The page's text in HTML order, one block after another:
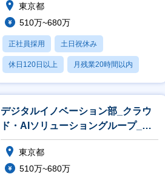
東京都
510万~680万
正社員採用 土日祝休み
休日120日以上 月残業20時間以内
賞与あり
デジタルイノベーション部_クラウ
ド・AIソリューショングループ_エ
ンジニア
東京都
510万~680万